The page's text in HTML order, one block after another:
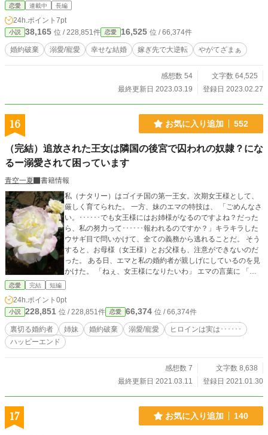
れる。 全国民から死を望まれ、実の父親にさえ裏切られ、カヤは――。 ※序盤
ゆっくりです。逆襲まで溜めに溜めます。
恋愛 連載中 長編
24h.ポイント 7pt
小説 38,165 位 / 228,851件 恋愛 16,525 位 / 66,374件
婚約破棄 溺愛/寵愛 幸せな結婚 嫁ぎ先で大逆転 やがてざまぁ
感想数 54
文字数 64,525
最終更新日 2023.03.19
登録日 2023.02.27
16 お気に入り追加 552
（完結）追放された王女は隣国の後宮で囚われの奴隷？にな
るー溺愛されて困っています
青空一夏
書籍情報
私（ナタリー）はゴイチ国の第一王女。次期女王様として、
厳しく育てられた。 一方、妹のエマの特技は、 「ごめんなさ
い。･･････でも女王様にはお姉様がなるのですよね？だった
ら、私の努力って･･････報われるのですか？」キラキラした
ウサギ目で問いかけて、全ての義務から逃れることだ。 そう
すると、お母様（女王様）とお父様も、注意ができないのだ
った。 ある日、エマと私の婚約者が親しげにしているのを見
かけた。 「ねぇ、女王様になりたいわ」 エマの言葉に 「君
は今でも僕の女王様だよ」 と私の婚約者のハミルトンが囁い
放される。 ねぇ、このまま、砂漠で死んでなんかやらないわ
よ？ 実はこの王女様･･････強かった･･････コメディー路線
かも
恋愛 完結 短編
24h.ポイント 0pt
小説 228,851 位 / 228,851件 恋愛 66,374 位 / 66,374件
裏切る婚約者 姉妹 婚約破棄 溺愛/寵愛
ヒロインは実は･･････
ハッピーエンド
感想数 7
文字数 8,638
最終更新日 2021.03.11
登録日 2021.01.30
17 お気に入り追加 140